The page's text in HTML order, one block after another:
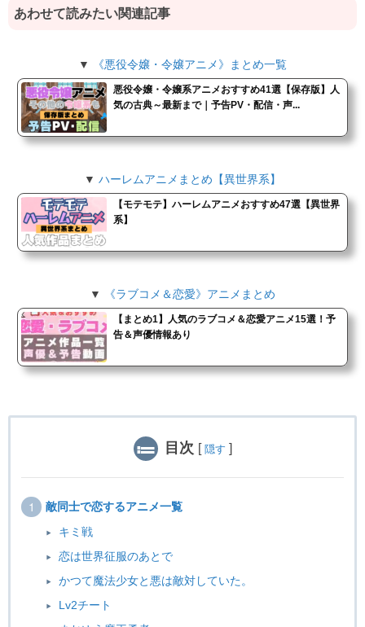
あわせて読みたい関連記事
▼ 《悪役令嬢・令嬢アニメ》まとめ一覧
悪役令嬢・令嬢系アニメおすすめ41選【保存版】人
気の古典～最新まで｜予告PV・配信・声...
▼ ハーレムアニメまとめ【異世界系】
【モテモテ】ハーレムアニメおすすめ47選【異世界
系】
▼ 《ラブコメ＆恋愛》アニメまとめ
【まとめ1】人気のラブコメ＆恋愛アニメ15選！予
告＆声優情報あり
目次 [ 隠す ]
敵同士で恋するアニメ一覧
キミ戦
恋は世界征服のあとで
かつて魔法少女と悪は敵対していた。
Lv2チート